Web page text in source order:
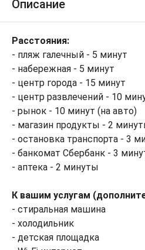
Описание
Расстояния:
- пляж галечный - 5 минут
- набережная - 5 минут
- центр города - 15 минут
- центр развлечений - 10
- рынок - 10 минут (на авто)
- магазин продукты - 2
- остановка транспорта - 3
- банкомат Сбербанк - 3
- аптека - 2 минуты
К вашим услугам
- стиральная машина
- холодильник
- детская площадка